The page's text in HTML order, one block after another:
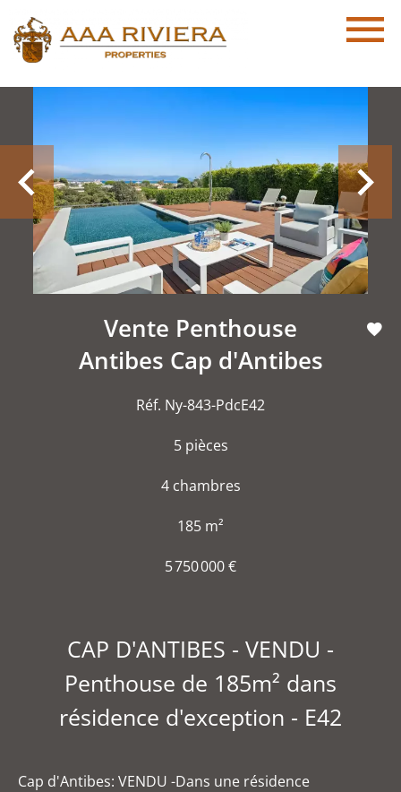
Vente Penthouse
Antibes Cap d'Antibes
Réf. Ny-843-PdcE42
5 pièces
4 chambres
185 m²
5 750 000 €
CAP D'ANTIBES - VENDU -
Penthouse de 185m² dans
résidence d'exception - E42
Cap d'Antibes: VENDU -Dans une résidence